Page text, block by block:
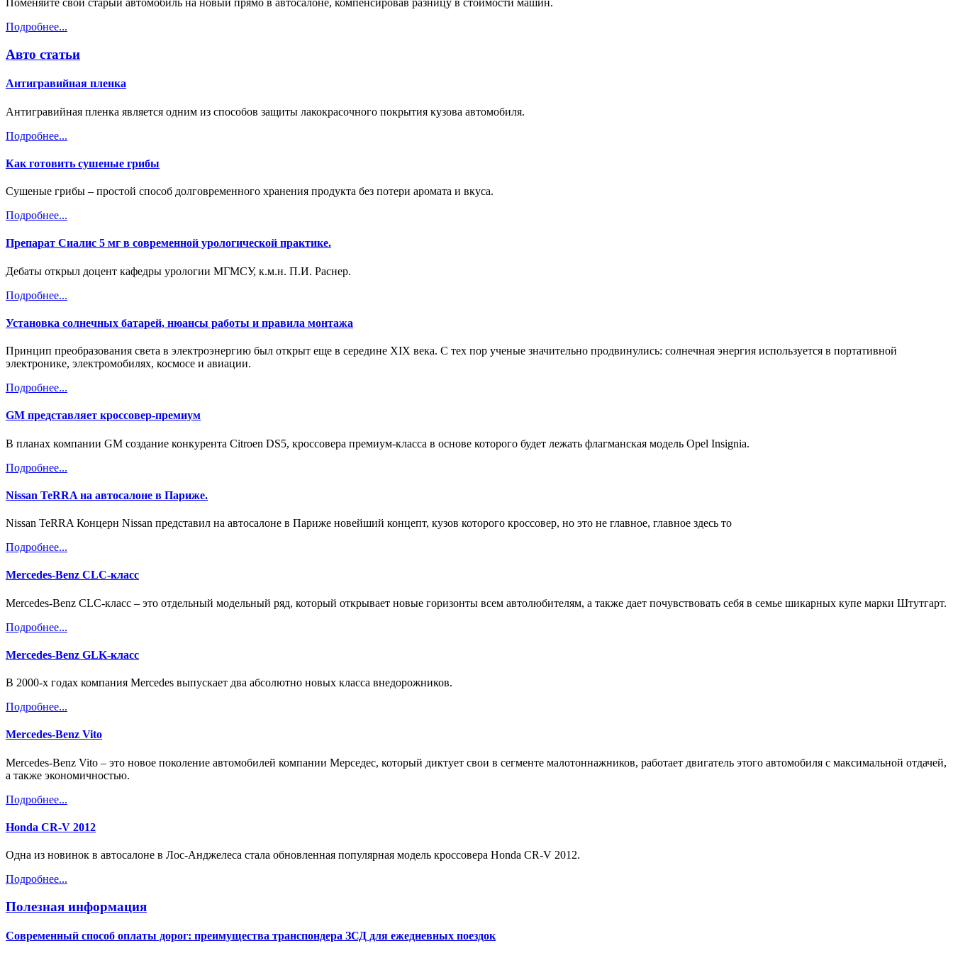
Поменяйте свой старый автомобиль на новый прямо в автосалоне, компенсировав разницу в стоимости машин.
Подробнее...
Авто статьи
Антигравийная пленка
Антигравийная пленка является одним из способов защиты лакокрасочного покрытия кузова автомобиля.
Подробнее...
Как готовить сушеные грибы
Сушеные грибы – простой способ долговременного хранения продукта без потери аромата и вкуса.
Подробнее...
Препарат Сиалис 5 мг в современной урологической практике.
Дебаты открыл доцент кафедры урологии МГМСУ, к.м.н. П.И. Раснер.
Подробнее...
Установка солнечных батарей, нюансы работы и правила монтажа
Принцип преобразования света в электроэнергию был открыт еще в середине XIX века. С тех пор ученые значительно продвинулись: солнечная энергия используется в портативной
электронике, электромобилях, космосе и авиации.
Подробнее...
GM представляет кроссовер-премиум
В планах компании GM создание конкурента Citroen DS5, кроссовера премиум-класса в основе которого будет лежать флагманская модель Opel Insignia.
Подробнее...
Nissan TeRRA на автосалоне в Париже.
Nissan TeRRA Концерн Nissan представил на автосалоне в Париже новейший концепт, кузов которого кроссовер, но это не главное, главное здесь то
Подробнее...
Mercedes-Benz CLC-класс
Mercedes-Benz CLC-класс – это отдельный модельный ряд, который открывает новые горизонты всем автолюбителям, а также дает почувствовать себя в семье шикарных купе марки Штутгарт.
Подробнее...
Mercedes-Benz GLK-класс
В 2000-х годах компания Mercedes выпускает два абсолютно новых класса внедорожников.
Подробнее...
Mercedes-Benz Vito
Mercedes-Benz Vito – это новое поколение автомобилей компании Мерседес, который диктует свои в сегменте малотоннажников, работает двигатель этого автомобиля с максимальной отдачей,
а также экономичностью.
Подробнее...
Honda CR-V 2012
Одна из новинок в автосалоне в Лос-Анджелеса стала обновленная популярная модель кроссовера Honda CR-V 2012.
Подробнее...
Полезная информация
Современный способ оплаты дорог: преимущества транспондера ЗСД для ежедневных поездок